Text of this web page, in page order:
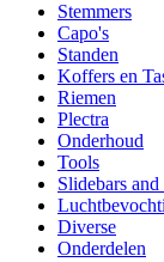
Stemmers
Capo's
Standen
Koffers en
Riemen
Plectra
Onderhoud
Tools
Slidebars
Diverse
Onderdelen